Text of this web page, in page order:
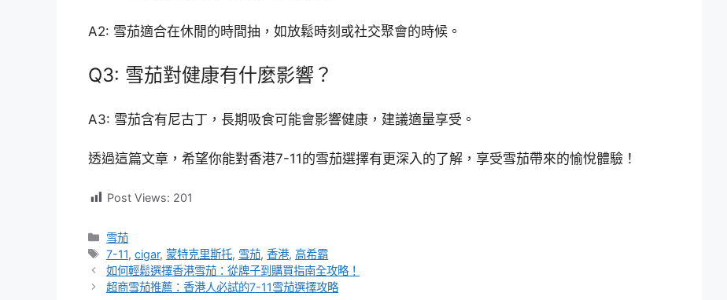
A2: 雪茄適合在休閒的時間抽，如放鬆時刻或社交聚會的時候。
Q3: 雪茄對健康有什麼影響？
A3: 雪茄含有尼古丁，長期吸食可能會影響健康，建議適量享受。
透過這篇文章，希望你能對香港7-11的雪茄選擇有更深入的了解，享受雪茄帶來的愉悅體驗！
Post Views: 201
分
類
雪茄
標
籤
7-11,cigar, 蒙特克里斯托, 雪茄,香港,高希霸
如何輕鬆選擇香港雪茄：從牌子到購買指南全攻略！
超商雪茄推薦：香港人必試的7-11雪茄選擇攻略